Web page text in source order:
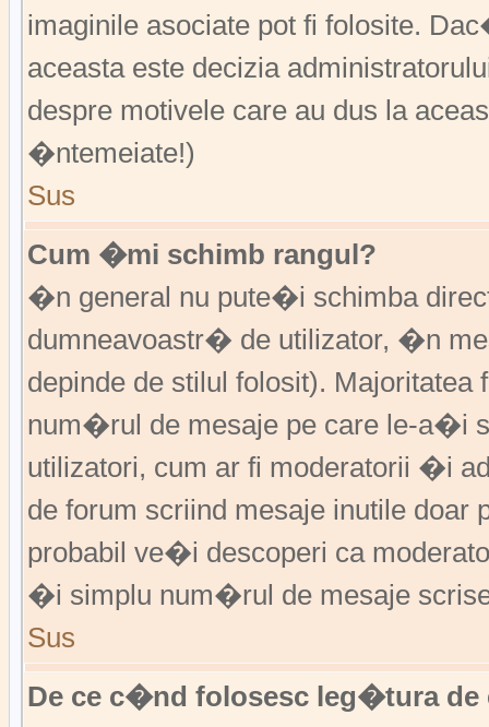
imaginile asociate pot fi folosite.
aceasta este decizia
despre motivele care au dus la
�ntemeiate!)
Sus
Cum �mi schimb rangul?
�n general nu pute�i schimba
dumneavoastr� de utilizator, �n
depinde de stilul folosit).
num�rul de mesaje pe care le-a�i
utilizatori, cum ar fi moderatorii �i
de forum scriind mesaje inutile
probabil ve�i descoperi ca
�i simplu num�rul de mesaje
Sus
De ce c�nd folosesc leg�tura